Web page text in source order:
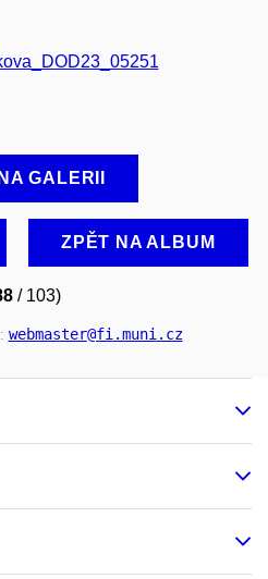
GALERII
ZPĚT NA ALBUM
/ 103)
webmaster@fi.muni.cz